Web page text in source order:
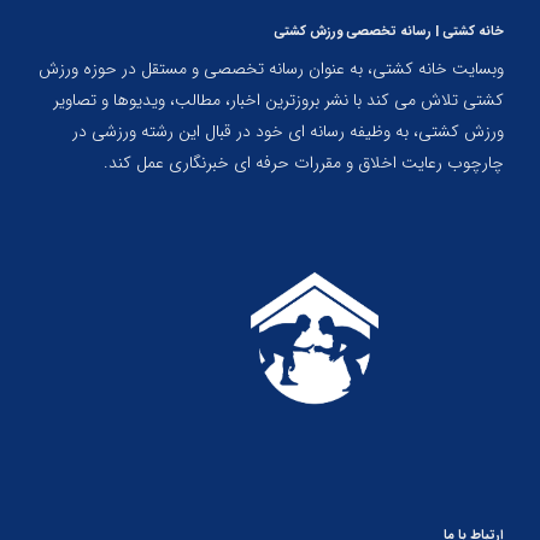
خانه کشتی | رسانه تخصصی ورزش کشتی
وبسایت خانه کشتی، به عنوان رسانه تخصصی و مستقل در حوزه ورزش
کشتی تلاش می کند با نشر بروزترین اخبار، مطالب، ویدیوها و تصاویر
ورزش کشتی، به وظیفه رسانه ای خود در قبال این رشته ورزشی در
چارچوب رعایت اخلاق و مقررات حرفه ای خبرنگاری عمل کند.
ارتباط با ما